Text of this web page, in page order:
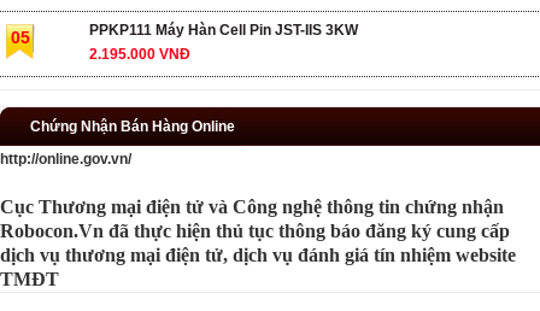
05
PPKP111 Máy Hàn Cell Pin JST-IIS 3KW
2.195.000 VNĐ
Chứng Nhận Bán Hàng Online
http://online.gov.vn/
Cục Thương mại điện tử và Công nghệ thông tin chứng nhận
Robocon.Vn đã thực hiện thủ tục thông báo đăng ký cung cấp
dịch vụ thương mại điện tử, dịch vụ đánh giá tín nhiệm website
TMĐT